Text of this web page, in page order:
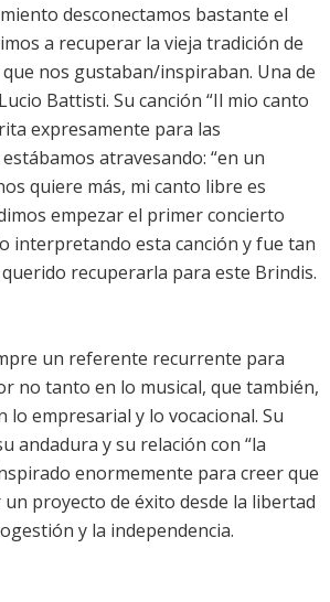
desconectamos bastante el
a recuperar la vieja tradición de
nos gustaban/inspiraban. Una de
Battisti. Su canción “Il mio canto
expresamente para las
atravesando: “en un
quiere más, mi canto libre es
empezar el primer concierto
interpretando esta canción y fue tan
recuperarla para este Brindis.
un referente recurrente para
no tanto en lo musical, que también,
empresarial y lo vocacional. Su
andadura y su relación con “la
enormemente para creer que
proyecto de éxito desde la libertad
y la independencia.